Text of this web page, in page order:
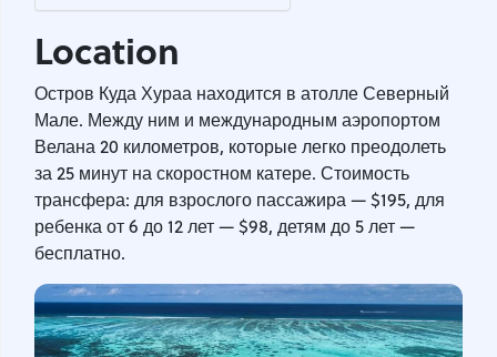
Location
Остров Куда Хураа находится в атолле Северный
Мале. Между ним и международным аэропортом
Велана 20 километров, которые легко преодолеть
за 25 минут на скоростном катере. Стоимость
трансфера: для взрослого пассажира — $195, для
ребенка от 6 до 12 лет — $98, детям до 5 лет —
бесплатно.